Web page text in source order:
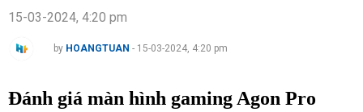
15-03-2024, 4:20 pm
by HOANGTUAN - 15-03-2024, 4:20 pm
Đánh giá màn hình gaming Agon Pro